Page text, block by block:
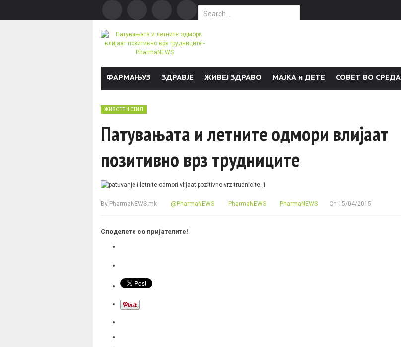
Search for:
ФАРМАЊУЗ ЗДРАВЈЕ ЖИВЕЈ ЗДРАВО МАЈКА и ДЕТЕ СОВЕТ ВО СРЕДА
ЖИВОТЕН СТИЛ
Патувањата и летните одмори влијаат
позитивно врз трудниците
By PharmaNEWS.mk @PharmaNEWS PharmaNEWS PharmaNEWS On 15/04/2015
Споделете со пријателите!